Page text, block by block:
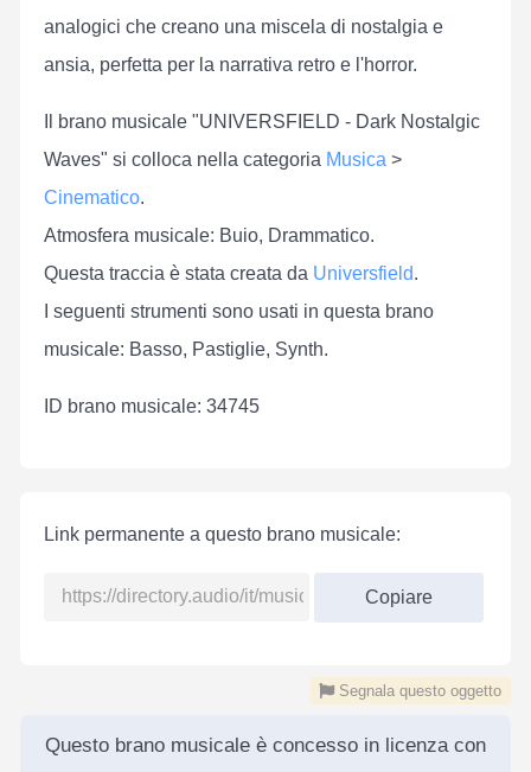
analogici che creano una miscela di nostalgia e
ansia, perfetta per la narrativa retro e l'horror.
Il brano musicale "UNIVERSFIELD - Dark Nostalgic
Waves" si colloca nella categoria Musica >
Cinematico.
Atmosfera musicale: Buio, Drammatico.
Questa traccia è stata creata da Universfield.
I seguenti strumenti sono usati in questa brano
musicale: Basso, Pastiglie, Synth.
ID brano musicale: 34745
Link permanente a questo brano musicale:
Copiare
Segnala questo oggetto
Questo brano musicale è concesso in licenza con